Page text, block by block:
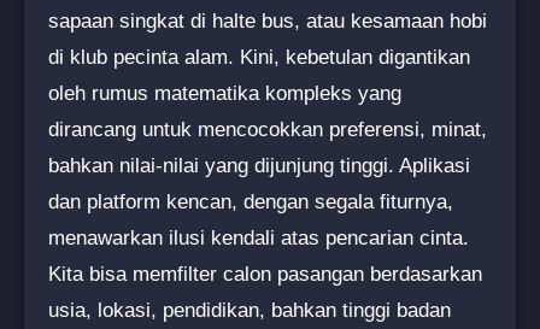
sapaan singkat di halte bus, atau kesamaan hobi
di klub pecinta alam. Kini, kebetulan digantikan
oleh rumus matematika kompleks yang
dirancang untuk mencocokkan preferensi, minat,
bahkan nilai-nilai yang dijunjung tinggi. Aplikasi
dan platform kencan, dengan segala fiturnya,
menawarkan ilusi kendali atas pencarian cinta.
Kita bisa memfilter calon pasangan berdasarkan
usia, lokasi, pendidikan, bahkan tinggi badan